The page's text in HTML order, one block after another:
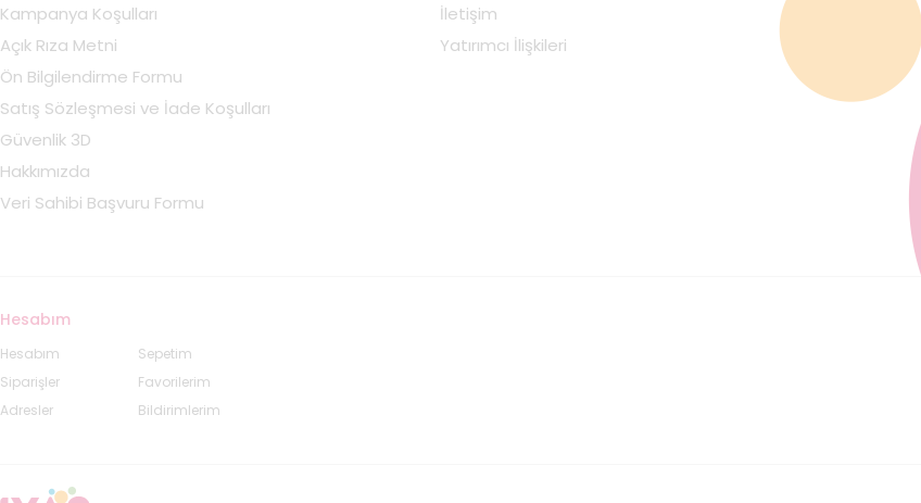
Kampanya Koşulları
Açık Rıza Metni
Ön Bilgilendirme Formu
Satış Sözleşmesi ve İade Koşulları
Güvenlik 3D
Hakkımızda
Veri Sahibi Başvuru Formu
İletişim
Yatırımcı İlişkileri
Hesabım
Hesabım
Siparişler
Adresler
Sepetim
Favorilerim
Bildirimlerim